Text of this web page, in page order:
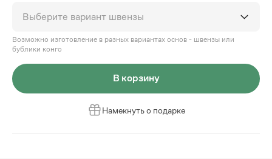
Выберите вариант швензы
Возможно изготовление в разных вариантах основ - швензы или
бублики конго
В корзину
Намекнуть о подарке